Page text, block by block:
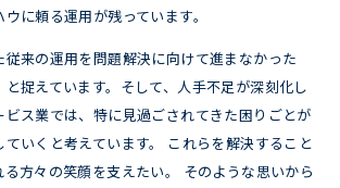
に頼る運用が残っています。
来の運用を問題解決に向けて進まなかった
と捉えています。そして、人手不足が深刻化し
ビス業では、特に見過ごされてきた困りごとが
いくと考えています。 これらを解決すること
方々の笑顔を支えたい。 そのような思いから